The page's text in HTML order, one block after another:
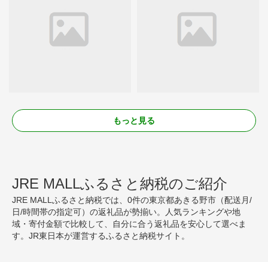
もっと見る
JRE MALLふるさと納税のご紹介
JRE MALLふるさと納税では、0件の東京都あきる野市（配送月/
日/時間帯の指定可）の返礼品が勢揃い。人気ランキングや地
域・寄付金額で比較して、自分に合う返礼品を安心して選べま
す。JR東日本が運営するふるさと納税サイト。